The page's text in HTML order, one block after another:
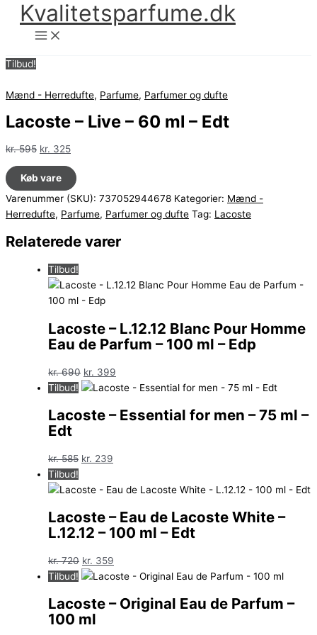
Kvalitetsparfume.dk
Tilbud!
Mænd - Herredufte, Parfume, Parfumer og dufte
Lacoste – Live – 60 ml – Edt
kr.595 Den
oprindelige
pris
var:
kr. 595.
kr. 325Den
pris
er:
kr. 325.
Køb vare
Varenummer (SKU): 737052944678 Kategorier: Mænd -
Herredufte, Parfume, Parfumer og dufte Tag: Lacoste
Relaterede varer
Tilbud!
Lacoste – L.12.12 Blanc Pour Homme
Eau de Parfum – 100 ml – Edp
kr.690 Den
oprindelige
var:
kr. 399
aktuelle
er:
Tilbud!
Lacoste – Essential for men – 75 ml –
Edt
kr.585 Den
pris
kr. 585.
kr. 239
pris
kr. 239.
Tilbud!
Lacoste – Eau de Lacoste White –
L.12.12 – 100 ml – Edt
kr.720 Den
oprindelige
var:
kr. 720.
kr. 359
aktuelle
er:
Tilbud!
Lacoste – Original Eau de Parfum –
100 ml